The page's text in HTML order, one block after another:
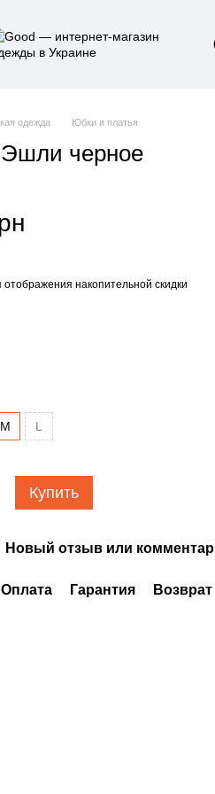
одежда Юбки и платья
черное
отображения накопительной скидки
M L
Купить
Новый отзыв или
Оплата Гарантия Возврат